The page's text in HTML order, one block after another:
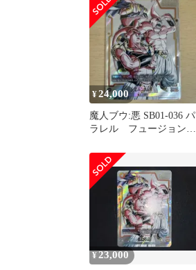
¥24,000
魔人ブウ:悪 SB01-036 パ
ラレル フュージョンワ
¥ 23,000